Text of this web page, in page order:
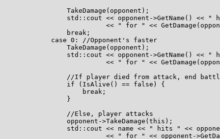
                TakeDamage(opponent);
std::cout << opponent->GetName() << "
<< " for " <<
                break;
            case 0: //Opponent's faster
                TakeDamage(opponent);
std::cout << opponent->GetName() << "
<< " for " <<
//If player died from attack, end
                if (IsAlive() == false) {
                    break;
                }
                //Else, player attacks
                opponent->TakeDamage(this);
std::cout << name << " hits " <<
<< " for " << opponent-